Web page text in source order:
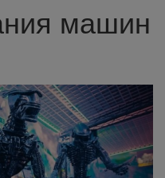
машин